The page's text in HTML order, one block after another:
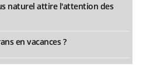
naturel attire l'attention des
en vacances ?